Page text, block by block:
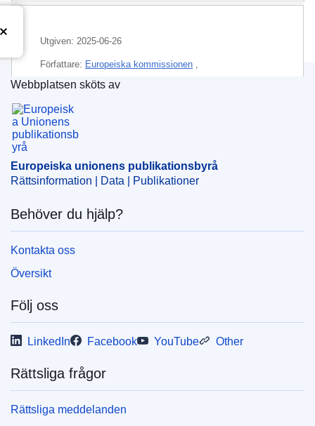
Utgiven: 2025-06-26
Författare: Europeiska kommissionen ,
Generaldirektoratet för finansiell stabilitet, finansiella
kommissionen
internationella sanktioner,restriktiv åtgärd (EU)
terrorism
OJ : L_202501277
IMMC : C(2025)4320/4179928
pdfa2a
Visa alla nummer i denna serie
Europeiska unionens publikationsbyrå
Webbplatsen sköts av
Europeiska unionens publikationsbyrå
Rättsinformation | Data | Publikationer
Behöver du hjälp?
Kontakta oss
Översikt
Följ oss
LinkedIn Facebook YouTube Other
Rättsliga frågor
Rättsliga meddelanden